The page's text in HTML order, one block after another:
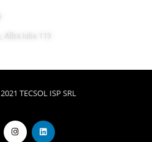
Alba Iulia 113
TECSOL ISP SRL